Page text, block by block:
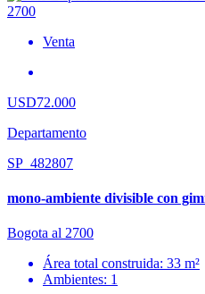
Venta
USD72.000
Departamento
SP_482807
mono-ambiente divisible con
Bogota al 2700
Área total construida: 33 m²
Ambientes: 1